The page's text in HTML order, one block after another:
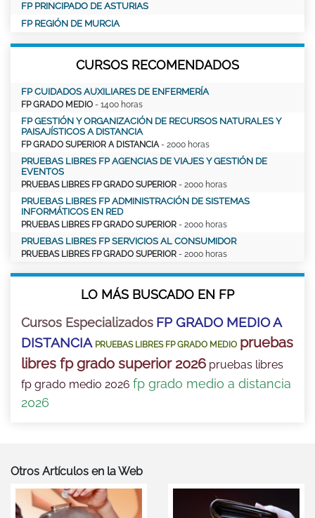
FP PRINCIPADO DE ASTURIAS
FP REGIÓN DE MURCIA
CURSOS RECOMENDADOS
FP CUIDADOS AUXILIARES DE ENFERMERÍA
FP GRADO MEDIO - 1400 horas
FP GESTIÓN Y ORGANIZACIÓN DE RECURSOS NATURALES Y
PAISAJÍSTICOS A DISTANCIA
FP GRADO SUPERIOR A DISTANCIA- 2000 horas
PRUEBAS LIBRES FP AGENCIAS DE VIAJES Y GESTIÓN DE
EVENTOS
PRUEBAS LIBRES FP GRADO SUPERIOR - 2000 horas
PRUEBAS LIBRES FP ADMINISTRACIÓN DE SISTEMAS
INFORMÁTICOS EN RED
PRUEBAS LIBRES FP GRADO SUPERIOR - 2000 horas
PRUEBAS LIBRES FP SERVICIOS AL CONSUMIDOR
PRUEBAS LIBRES FP GRADO SUPERIOR - 2000 horas
LO MÁS BUSCADO EN FP
Cursos Especializados FP GRADO MEDIO A
DISTANCIA PRUEBAS LIBRES FP GRADO MEDIO pruebas
libres fp grado superior 2026 pruebas libres
fp grado medio 2026 fp grado medio a distancia
2026
Otros Artículos en la Web